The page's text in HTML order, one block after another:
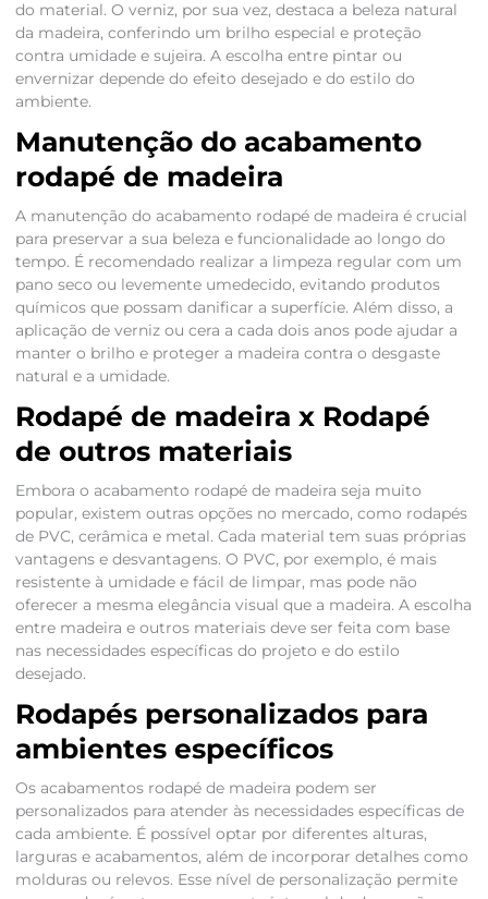
do material. O verniz, por sua vez, destaca a beleza natural
da madeira, conferindo um brilho especial e proteção
contra umidade e sujeira. A escolha entre pintar ou
envernizar depende do efeito desejado e do estilo do
ambiente.
Manutenção do acabamento
rodapé de madeira
A manutenção do acabamento rodapé de madeira é crucial
para preservar a sua beleza e funcionalidade ao longo do
tempo. É recomendado realizar a limpeza regular com um
pano seco ou levemente umedecido, evitando produtos
químicos que possam danificar a superfície. Além disso, a
aplicação de verniz ou cera a cada dois anos pode ajudar a
manter o brilho e proteger a madeira contra o desgaste
natural e a umidade.
Rodapé de madeira x Rodapé
de outros materiais
Embora o acabamento rodapé de madeira seja muito
popular, existem outras opções no mercado, como rodapés
de PVC, cerâmica e metal. Cada material tem suas próprias
vantagens e desvantagens. O PVC, por exemplo, é mais
resistente à umidade e fácil de limpar, mas pode não
oferecer a mesma elegância visual que a madeira. A escolha
entre madeira e outros materiais deve ser feita com base
nas necessidades específicas do projeto e do estilo
desejado.
Rodapés personalizados para
ambientes específicos
Os acabamentos rodapé de madeira podem ser
personalizados para atender às necessidades específicas de
cada ambiente. É possível optar por diferentes alturas,
larguras e acabamentos, além de incorporar detalhes como
molduras ou relevos. Esse nível de personalização permite